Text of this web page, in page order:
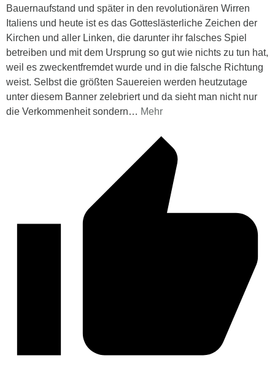
Bauernaufstand und später in den revolutionären Wirren
Italiens und heute ist es das Gotteslästerliche Zeichen der
Kirchen und aller Linken, die darunter ihr falsches Spiel
betreiben und mit dem Ursprung so gut wie nichts zu tun hat,
weil es zweckentfremdet wurde und in die falsche Richtung
weist. Selbst die größten Sauereien werden heutzutage
unter diesem Banner zelebriert und da sieht man nicht nur
die Verkommenheit sondern… Mehr